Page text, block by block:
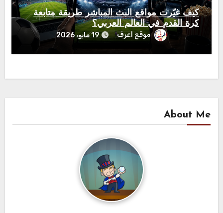
كيف غيّرت مواقع البث المباشر طريقة متابعة
كرة القدم في العالم العربي؟
موقع اعرف 19 مايو، 2026
About Me